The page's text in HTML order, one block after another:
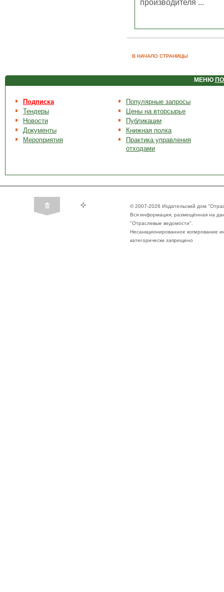
производителя ...
В НАЧАЛО СТРАНИЦЫ
МЕНЮ
Подписка
Тендеры
Новости
Документы
Мероприятия
Популярные запросы
Цены на вторсырье
Публикации
Книжная полка
Практика управления
отходами
© 2007-2026 Издательский дом
Вся информация, размещённая на
"Отраслевые ведомости".
Несанкционированное копирование
категорически запрещено